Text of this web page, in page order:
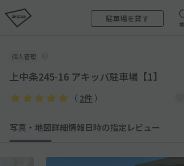
駐車場を貸す
個人管理
上中条245-16 アキッパ駐車場【1】
（ 2件 ）
写真・地図詳細情報日時の指定 レビュー